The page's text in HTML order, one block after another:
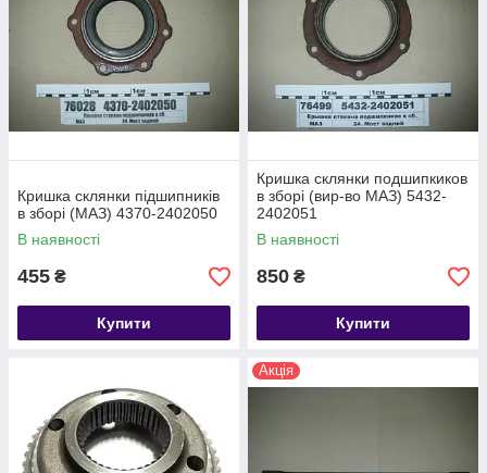
Кришка склянки підшипників
в зборі (МАЗ) 4370-2402050
В наявності
455 ₴
Купити
Кришка склянки подшипкиков
в зборі (вир-во МАЗ) 5432-
2402051
В наявності
850 ₴
Купити
Акція